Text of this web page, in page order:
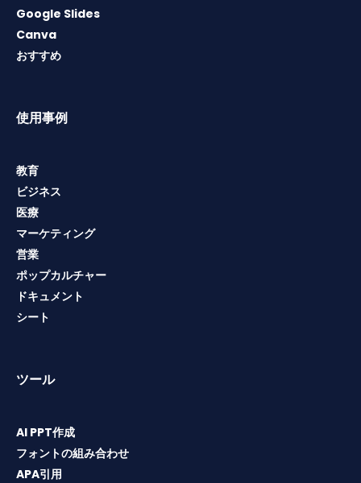
Google Slides
Canva
おすすめ
使用事例
教育
ビジネス
医療
マーケティング
営業
ポップカルチャー
ドキュメント
シート
ツール
AI PPT作成
フォントの組み合わせ
APA引用